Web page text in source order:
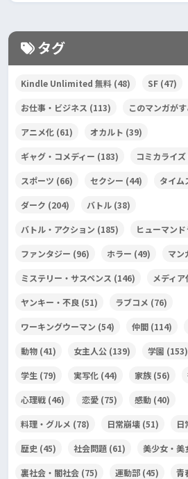
タグ
Kindle Unlimited 無料 (48) SF (47)
お仕事・ビジネス (113) このマンガがす
アニメ化 (61) オカルト (39)
ギャグ・コメディー (183) コミカライズ
スポーツ (66) セクシー (44) タイム
ダーク (204) バトル (38)
バトル・アクション (185) ヒューマン
ファンタジー (96) ホラー (49) マン
ミステリー・サスペンス (146) メディア
ヤンキー・不良 (51) ラブコメ (76)
ワーキングウーマン (54) 仲間 (114)
動物 (41) 女主人公 (139) 学園 (153)
学生 (79) 実写化 (44) 家族 (56)
心理戦 (46) 恋愛 (75) 感動 (40)
料理・グルメ (78) 日常崩壊 (51) 日
歴史 (45) 社会問題 (61) 美少女・美
裏社会・闇社会 (75) 運動部 (45) 青